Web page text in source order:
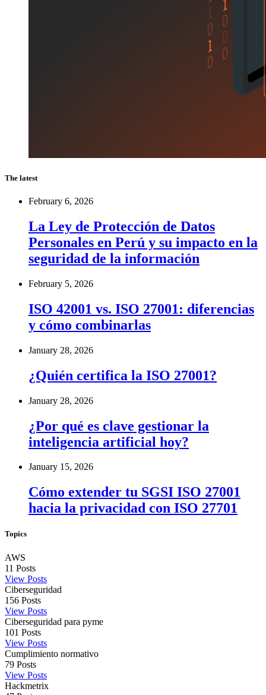
The latest
February 6, 2026
La Ley de Protección de Datos
Personales en Perú y su impacto en la
seguridad de la información
February 5, 2026
ISO 42001 vs. ISO 27001: diferencias
y cómo combinarlas
January 28, 2026
¿Quién certifica la ISO 27001?
January 28, 2026
¿Por qué es clave gestionar la
inteligencia artificial hoy?
January 15, 2026
Cómo extender tu SGSI ISO 27001
hacia la privacidad con ISO 27701
Topics
AWS
11 Posts
View Posts
Ciberseguridad
156 Posts
View Posts
Ciberseguridad para pyme
101 Posts
View Posts
Cumplimiento normativo
79 Posts
View Posts
Hackmetrix